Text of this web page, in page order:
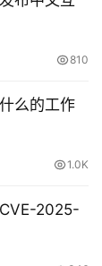
810
么的工作
1.0K
2025-